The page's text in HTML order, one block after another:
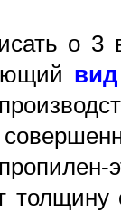
о 3